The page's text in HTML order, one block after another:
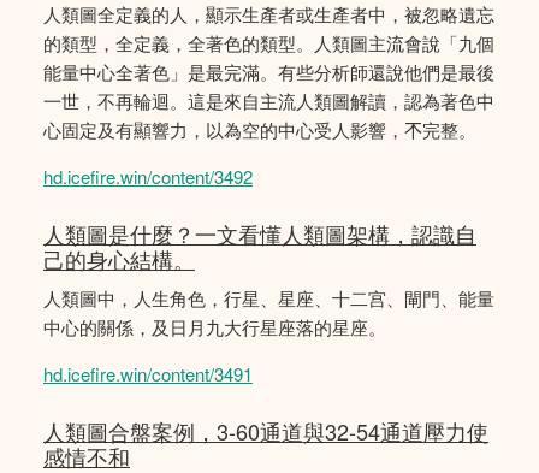
人類圖全定義的人，顯示生產者或生產者中，被忽略遺忘
的類型，全定義，全著色的類型。人類圖主流會說「九個
能量中心全著色」是最完滿。有些分析師還說他們是最後
一世，不再輪迴。這是來自主流人類圖解讀，認為著色中
心固定及有顯響力，以為空的中心受人影響，𣎴完整。
hd.icefire.win/content/3492
人類圖是什麼？一文看懂人類圖架構，認識自
己的身心結構。
人類圖中，人生角色，行星、星座、十二宫、閘門、能量
中心的關係，及日月九大行星座落的星座。
hd.icefire.win/content/3491
人類圖合盤案例，3-60通道與32-54通道壓力使
感情不和